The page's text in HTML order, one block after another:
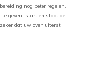
nog beter regelen.
te geven, start en stopt de
dat uw oven uiterst